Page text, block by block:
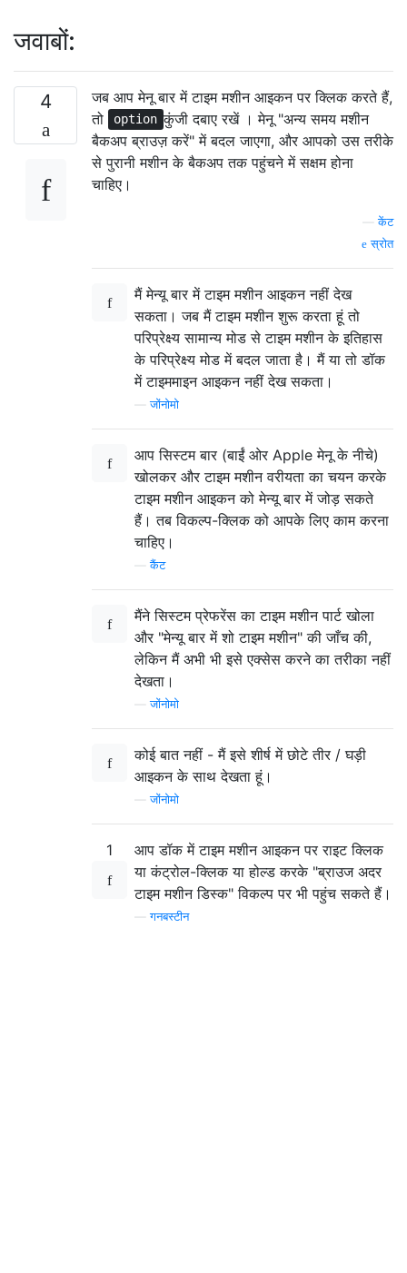
जवाबों:
4
जब आप मेनू बार में टाइम मशीन आइकन पर क्लिक करते हैं,
तो
option कुंजी दबाए रखें । मेनू "अन्य समय मशीन
बैकअप ब्राउज़ करें" में बदल जाएगा, और आपको उस तरीके
से पुरानी मशीन के बैकअप तक पहुंचने में सक्षम होना
चाहिए।
—केंट
स्रोत
मैं मेन्यू बार में टाइम मशीन आइकन नहीं देख
सकता। जब मैं टाइम मशीन शुरू करता हूं तो
परिप्रेक्ष्य सामान्य मोड से टाइम मशीन के इतिहास
के परिप्रेक्ष्य मोड में बदल जाता है। मैं या तो डॉक
में टाइममाइन आइकन नहीं देख सकता।
—जोंनोमो
आप सिस्टम बार (बाईं ओर Apple मेनू के नीचे)
खोलकर और टाइम मशीन वरीयता का चयन करके
टाइम मशीन आइकन को मेन्यू बार में जोड़ सकते
हैं। तब विकल्प-क्लिक को आपके लिए काम करना
चाहिए।
—कैंट
मैंने सिस्टम प्रेफरेंस का टाइम मशीन पार्ट खोला
और "मेन्यू बार में शो टाइम मशीन" की जाँच की,
लेकिन मैं अभी भी इसे एक्सेस करने का तरीका नहीं
देखता।
—जोंनोमो
कोई बात नहीं - मैं इसे शीर्ष में छोटे तीर / घड़ी
आइकन के साथ देखता हूं।
—जोंनोमो
1
आप डॉक में टाइम मशीन आइकन पर राइट क्लिक
या कंट्रोल-क्लिक या होल्ड करके "ब्राउज अदर
टाइम मशीन डिस्क" विकल्प पर भी पहुंच सकते हैं।
—गनबस्टीन